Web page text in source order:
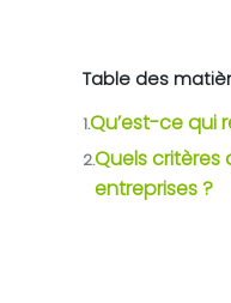
Table des
1.Qu’est-ce qui
2.Quels critères
entreprises ?